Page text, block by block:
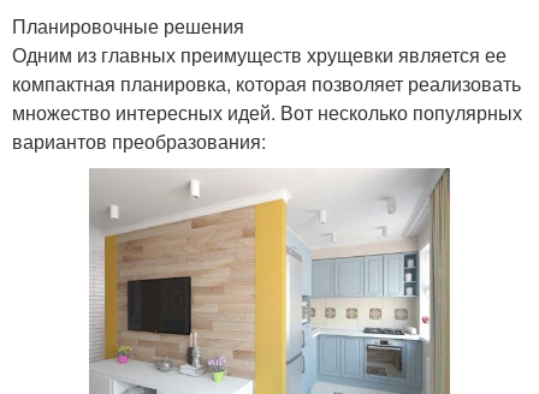
Планировочные решения
Одним из главных преимуществ хрущевки является ее
компактная планировка, которая позволяет реализовать
множество интересных идей. Вот несколько популярных
вариантов преобразования: